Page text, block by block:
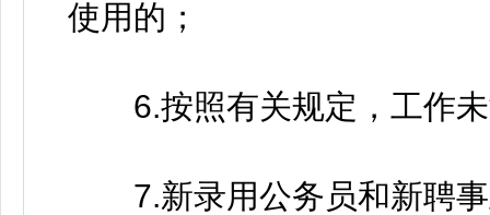
使用的；
6.按照有关规定，工作未
7.新录用公务员和新聘事